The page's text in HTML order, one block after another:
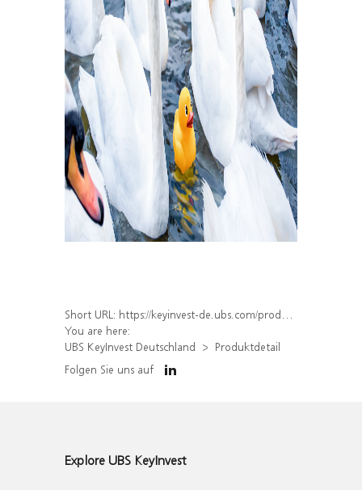
Short URL: https://keyinvest-de.ubs.com/produkt/detail/index/isin/DE000WA5UAR2
You are here:
UBS KeyInvest Deutschland
Produktdetail
Folgen Sie uns auf
Explore UBS KeyInvest